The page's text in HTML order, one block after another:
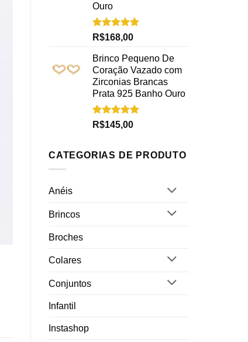
Ouro
Avaliação
R$168,00
Brinco Pequeno De
Coração Vazado com
Zirconias Brancas
Prata 925 Banho Ouro
Avaliação
R$145,00
CATEGORIAS DE PRODUTO
Anéis
Brincos
Broches
Colares
Conjuntos
Infantil
Instashop